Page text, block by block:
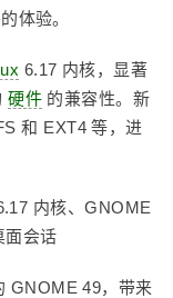
体验。
6.17 内核，显著
硬件的兼容性。新
和 EXT4 等，进
GNOME 49，带来